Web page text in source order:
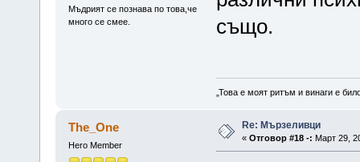
Мъдрият се познава по това,че
много се смее.
също.
„Това е моят ритъм и винаги е
The_One
Hero Member
Re: Мързеливци
« Отговор #18 -: Март 29,